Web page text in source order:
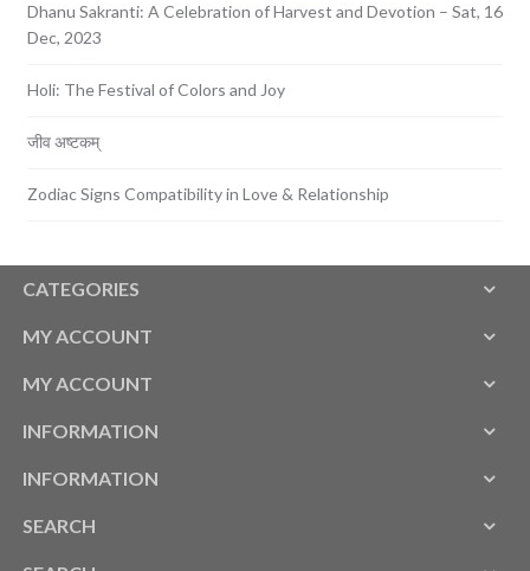
Dhanu Sakranti: A Celebration of Harvest and Devotion – Sat, 16
Dec, 2023
Holi: The Festival of Colors and Joy
जीव अष्टकम्
Zodiac Signs Compatibility in Love & Relationship
CATEGORIES
MY ACCOUNT
MY ACCOUNT
INFORMATION
INFORMATION
SEARCH